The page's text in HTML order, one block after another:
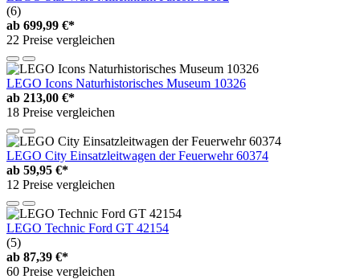
(6)
ab 699,99 €*
22 Preise vergleichen
LEGO Icons Naturhistorisches Museum 10326
ab 213,00 €*
18 Preise vergleichen
LEGO City Einsatzleitwagen der Feuerwehr 60374
ab 59,95 €*
12 Preise vergleichen
LEGO Technic Ford GT 42154
(5)
ab 87,39 €*
60 Preise vergleichen